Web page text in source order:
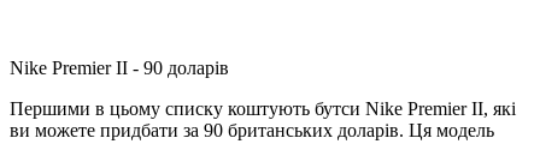
Nike Premier II - 90 доларів
Першими в цьому списку коштують бутси Nike Premier II, які
ви можете придбати за 90 британських доларів. Ця модель